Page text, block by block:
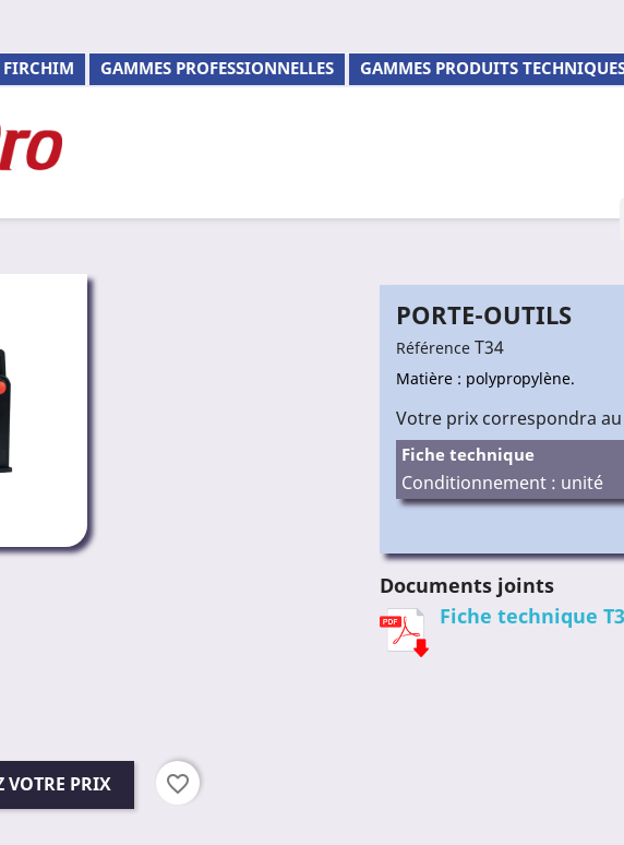
FIRCHIM GAMMES PROFESSIONNELLES GAMMES PRODUITS
PORTE-OUTILS
Référence T34
Matière : polypropylène.
Votre prix correspondra
Fiche technique
Conditionnement : unité
Documents joints
Fiche technique
VOTRE PRIX favorite_border